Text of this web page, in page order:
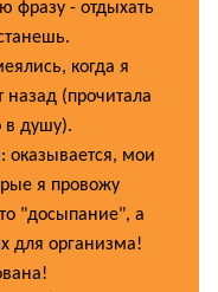
фразу - отдыхать
когда я
назад (прочитала
в душу).
оказывается, мои
я провожу
"досыпание", а
для организма!